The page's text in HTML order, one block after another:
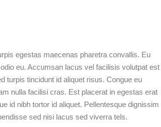
egestas maecenas pharetra convallis. Eu
eu. Accumsan lacus vel facilisis volutpat est
turpis tincidunt id aliquet risus. Congue eu
nulla facilisi cras. Est placerat in egestas erat
id nibh tortor id aliquet. Pellentesque dignissim
sed nisi lacus sed viverra tels.